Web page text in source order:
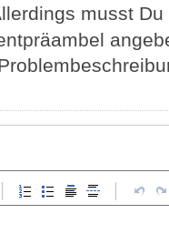
musst